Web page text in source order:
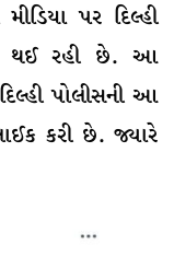
પર દિલ્હી
થઈ રહી છે. આ
પોલીસની આ
કરી છે. જ્યારે